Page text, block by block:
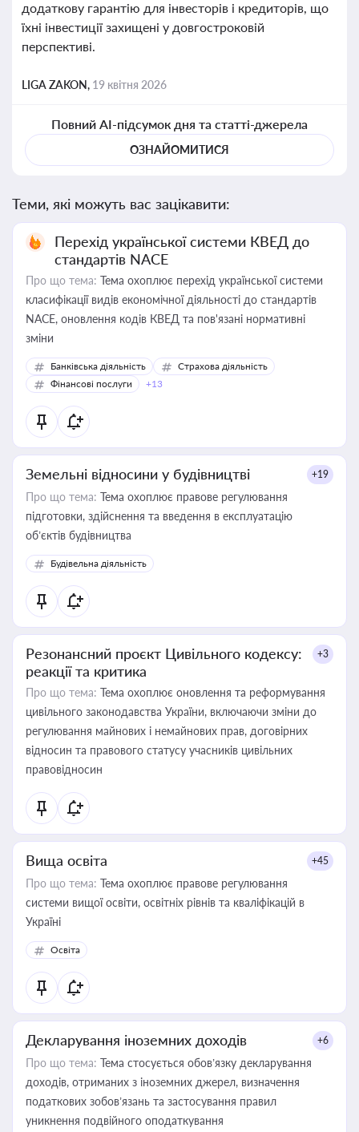
додаткову гарантію для інвесторів і кредиторів, що
їхні інвестиції захищені у довгостроковій
перспективі.
LIGA ZAKON, 19 квітня 2026
Повний AI-підсумок дня та статті-джерела
ОЗНАЙОМИТИСЯ
Теми, які можуть вас зацікавити:
Перехід української системи КВЕД до
стандартів NACE
Про що тема: Тема охоплює перехід української системи
класифікації видів економічної діяльності до стандартів
NACE, оновлення кодів КВЕД та пов'язані нормативні
зміни
Банківська діяльність
Страхова діяльність
Фінансові послуги
+13
Земельні відносини у будівництві +19
Про що тема: Тема охоплює правове регулювання
підготовки, здійснення та введення в експлуатацію
об’єктів будівництва
Будівельна діяльність
Резонансний проєкт Цивільного кодексу:
реакції та критика
+3
Про що тема: Тема охоплює оновлення та реформування
цивільного законодавства України, включаючи зміни до
регулювання майнових і немайнових прав, договірних
відносин та правового статусу учасників цивільних
правовідносин
Вища освіта +45
Про що тема: Тема охоплює правове регулювання
системи вищої освіти, освітніх рівнів та кваліфікацій в
Україні
Освіта
Декларування іноземних доходів +6
Про що тема: Тема стосується обов’язку декларування
доходів, отриманих з іноземних джерел, визначення
податкових зобов’язань та застосування правил
уникнення подвійного оподаткування